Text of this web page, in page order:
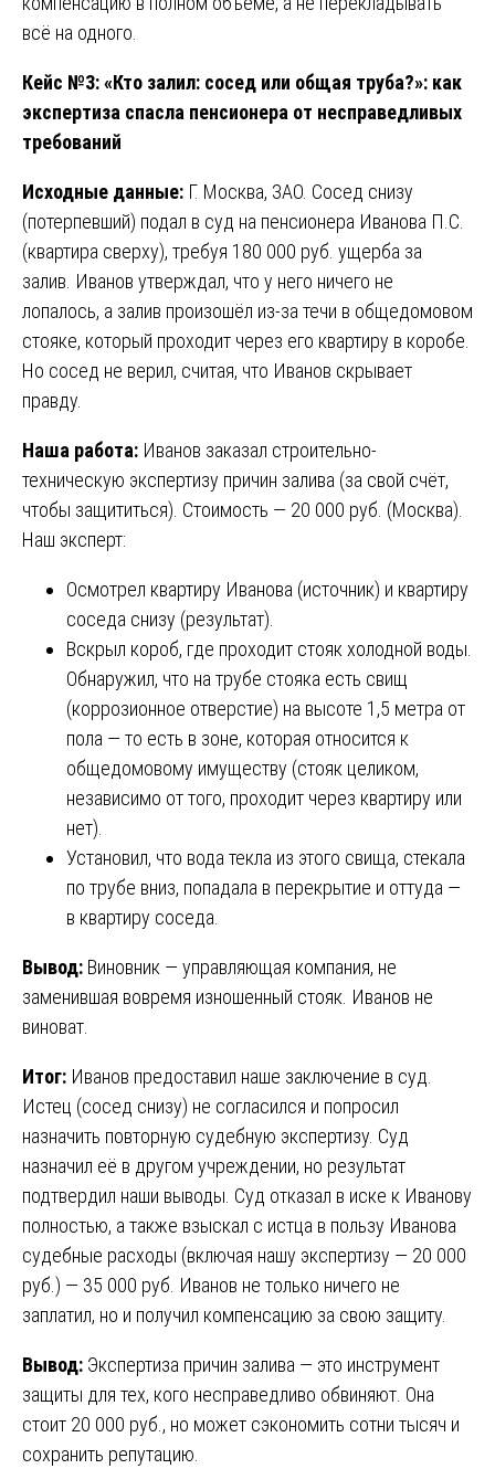
всё на одного.
Кейс №3: «Кто залил: сосед или общая труба?»: как
экспертиза спасла пенсионера от несправедливых
требований
Исходные данные: Г. Москва, ЗАО. Сосед снизу
(потерпевший) подал в суд на пенсионера Иванова П.С.
(квартира сверху), требуя 180 000 руб. ущерба за
залив. Иванов утверждал, что у него ничего не
лопалось, а залив произошёл из-за течи в общедомовом
стояке, который проходит через его квартиру в коробе.
Но сосед не верил, считая, что Иванов скрывает
правду.
Наша работа: Иванов заказал строительно-
техническую экспертизу причин залива (за свой счёт,
чтобы защититься). Стоимость — 20 000 руб. (Москва).
Наш эксперт:
Осмотрел квартиру Иванова (источник) и квартиру
соседа снизу (результат).
Вскрыл короб, где проходит стояк холодной воды.
Обнаружил, что на трубе стояка есть свищ
(коррозионное отверстие) на высоте 1,5 метра от
пола — то есть в зоне, которая относится к
общедомовому имуществу (стояк целиком,
независимо от того, проходит через квартиру или
нет).
Установил, что вода текла из этого свища, стекала
по трубе вниз, попадала в перекрытие и оттуда —
в квартиру соседа.
Вывод: Виновник — управляющая компания, не
заменившая вовремя изношенный стояк. Иванов не
виноват.
Итог: Иванов предоставил наше заключение в суд.
Истец (сосед снизу) не согласился и попросил
назначить повторную судебную экспертизу. Суд
назначил её в другом учреждении, но результат
подтвердил наши выводы. Суд отказал в иске к Иванову
полностью, а также взыскал с истца в пользу Иванова
судебные расходы (включая нашу экспертизу — 20 000
руб.) — 35 000 руб. Иванов не только ничего не
заплатил, но и получил компенсацию за свою защиту.
Вывод: Экспертиза причин залива — это инструмент
защиты для тех, кого несправедливо обвиняют. Она
стоит 20 000 руб., но может сэкономить сотни тысяч и
сохранить репутацию.